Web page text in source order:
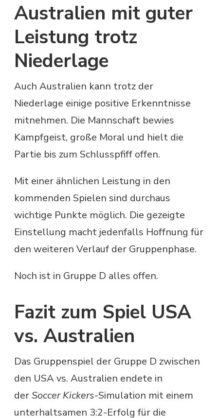
Australien mit guter
Leistung trotz
Niederlage
Auch Australien kann trotz der
Niederlage einige positive Erkenntnisse
mitnehmen. Die Mannschaft bewies
Kampfgeist, große Moral und hielt die
Partie bis zum Schlusspfiff offen.
Mit einer ähnlichen Leistung in den
kommenden Spielen sind durchaus
wichtige Punkte möglich. Die gezeigte
Einstellung macht jedenfalls Hoffnung für
den weiteren Verlauf der Gruppenphase.
Noch ist in Gruppe D alles offen.
Fazit zum Spiel USA
vs. Australien
Das Gruppenspiel der Gruppe D zwischen
den USA vs. Australien endete in
derSoccer Kickers-Simulation mit einem
unterhaltsamen 3:2-Erfolg für die